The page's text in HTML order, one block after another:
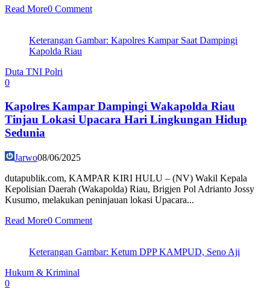
Read More0 Comment
Keterangan Gambar: Kapolres Kampar Saat Dampingi
Kapolda Riau
Duta TNI Polri
0
Kapolres Kampar Dampingi Wakapolda Riau
Tinjau Lokasi Upacara Hari Lingkungan Hidup
Sedunia
Jarwo08/06/2025
dutapublik.com, KAMPAR KIRI HULU – (NV) Wakil Kepala
Kepolisian Daerah (Wakapolda) Riau, Brigjen Pol Adrianto Jossy
Kusumo, melakukan peninjauan lokasi Upacara...
Read More0 Comment
Keterangan Gambar: Ketum DPP KAMPUD, Seno Aji
Hukum & Kriminal
0